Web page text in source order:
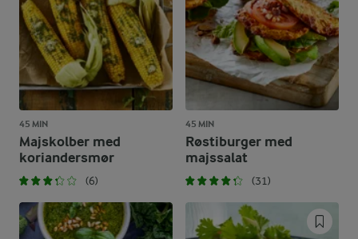
45 MIN
Majskolber med
koriandersmør
(6)
45 MIN
Røstiburger med
majssalat
(31)